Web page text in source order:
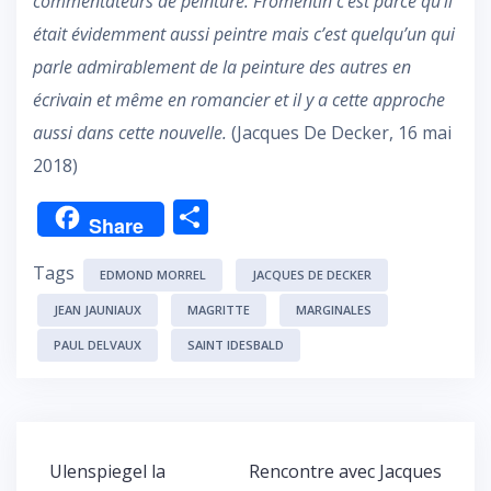
était évidemment aussi peintre mais c’est quelqu’un qui
parle admirablement de la peinture des autres en
écrivain et même en romancier et il y a cette approche
aussi dans cette nouvelle. (Jacques De Decker, 16 mai
2018)
Share
ar
ta
g
er
Tags EDMOND MORREL JACQUES DE DECKER
JEAN JAUNIAUX MAGRITTE MARGINALES
PAUL DELVAUX SAINT IDESBALD
Navigation
Ulenspiegel la
Rencontre avec Jacques